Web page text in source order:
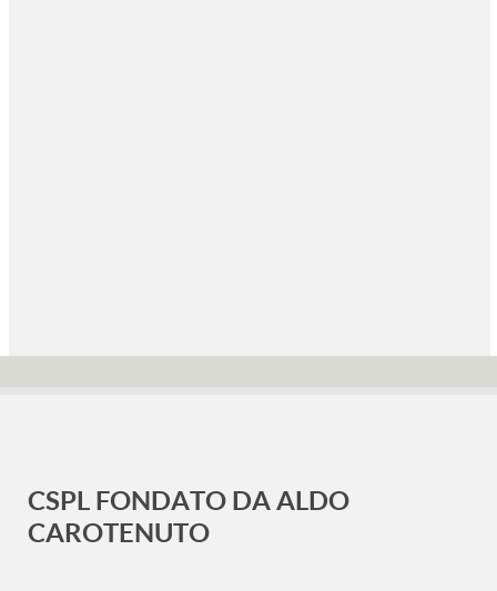
CSPL FONDATO DA ALDO
CAROTENUTO